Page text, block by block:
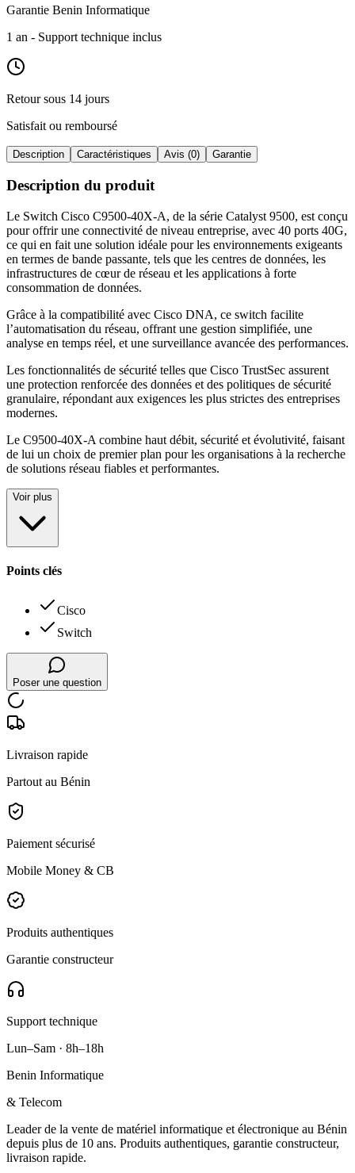
Garantie Benin Informatique
1 an - Support technique inclus
Retour sous 14 jours
Satisfait ou remboursé
Description Caractéristiques Avis (0) Garantie
Description du produit
Le Switch Cisco C9500-40X-A, de la série Catalyst 9500, est conçu
pour offrir une connectivité de niveau entreprise, avec 40 ports 40G,
ce qui en fait une solution idéale pour les environnements exigeants
en termes de bande passante, tels que les centres de données, les
infrastructures de cœur de réseau et les applications à forte
consommation de données.
Grâce à la compatibilité avec Cisco DNA, ce switch facilite
l’automatisation du réseau, offrant une gestion simplifiée, une
analyse en temps réel, et une surveillance avancée des performances.
Les fonctionnalités de sécurité telles que Cisco TrustSec assurent
une protection renforcée des données et des politiques de sécurité
granulaire, répondant aux exigences les plus strictes des entreprises
modernes.
Le C9500-40X-A combine haut débit, sécurité et évolutivité, faisant
de lui un choix de premier plan pour les organisations à la recherche
de solutions réseau fiables et performantes.
Voir plus
Points clés
Cisco
Switch
Poser une question
Livraison rapide
Partout au Bénin
Paiement sécurisé
Mobile Money & CB
Produits authentiques
Garantie constructeur
Support technique
Lun–Sam · 8h–18h
Benin Informatique
& Telecom
Leader de la vente de matériel informatique et électronique au Bénin
depuis plus de 10 ans. Produits authentiques, garantie constructeur,
livraison rapide.